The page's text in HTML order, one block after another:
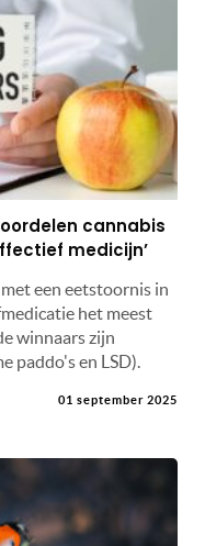
cannabis
medicijn’
een eetstoornis in
het meest
winnaars zijn
paddo's en LSD).
01 september 2025